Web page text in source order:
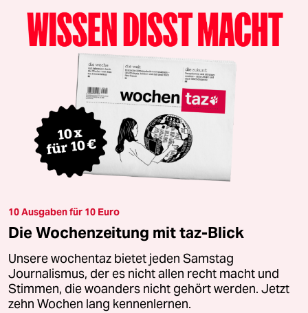
10 Ausgaben für 10 Euro
Die Wochenzeitung mit taz-Blick
Unsere wochentaz bietet jeden Samstag
Journalismus, der es nicht allen recht macht und
Stimmen, die woanders nicht gehört werden. Jetzt
zehn Wochen lang kennenlernen.